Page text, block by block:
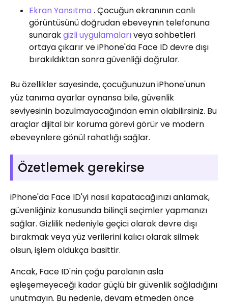
Ekran Yansıtma . Çocuğun ekranının canlı
görüntüsünü doğrudan ebeveynin telefonuna
sunarakgizli uygulamalarıveya sohbetleri
ortaya çıkarır ve iPhone'da Face ID devre dışı
bırakıldıktan sonra güvenliği doğrular.
Bu özellikler sayesinde, çocuğunuzun iPhone'unun
yüz tanıma ayarlar oynansa bile, güvenlik
seviyesinin bozulmayacağından emin olabilirsiniz. Bu
araçlar dijital bir koruma görevi görür ve modern
ebeveynlere gönül rahatlığı sağlar.
Özetlemek gerekirse
iPhone'da Face ID'yi nasıl kapatacağınızı anlamak,
güvenliğiniz konusunda bilinçli seçimler yapmanızı
sağlar. Gizlilik nedeniyle geçici olarak devre dışı
bırakmak veya yüz verilerini kalıcı olarak silmek
olsun, işlem oldukça basittir.
Ancak, Face ID'nin çoğu parolanın asla
eşleşemeyeceği kadar güçlü bir güvenlik sağladığını
unutmayın. Bu nedenle, devam etmeden önce